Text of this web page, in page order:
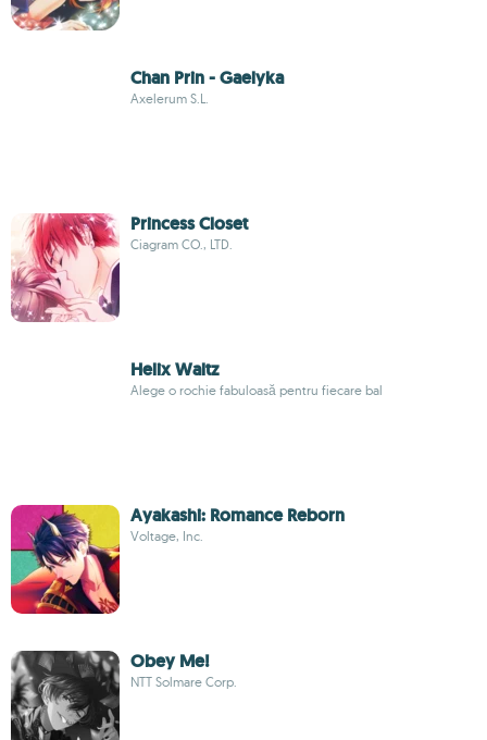
Chan Prin - Gaelyka
Axelerum S.L.
Princess Closet
Ciagram CO., LTD.
Helix Waltz
Alege o rochie fabuloasă pentru fiecare bal
Ayakashi: Romance Reborn
Voltage, Inc.
Obey Me!
NTT Solmare Corp.